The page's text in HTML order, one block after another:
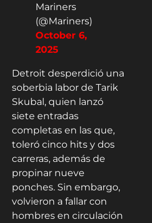
Mariners
(@Mariners)
October 6,
2025
Detroit desperdició una
soberbia labor de Tarik
Skubal, quien lanzó
siete entradas
completas en las que,
toleró cinco hits y dos
carreras, además de
propinar nueve
ponches. Sin embargo,
volvieron a fallar con
hombres en circulación